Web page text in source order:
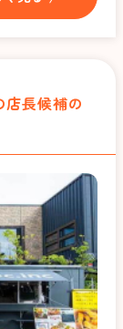
店長候補の